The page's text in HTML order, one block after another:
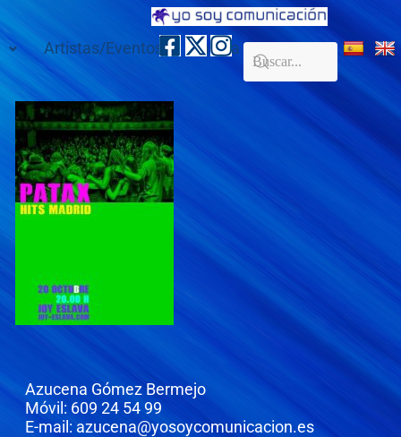
Artistas/Eventos Galería Contacto
Azucena Gómez Bermejo
Móvil: 609 24 54 99
E-mail: azucena@yosoycomunicacion.es